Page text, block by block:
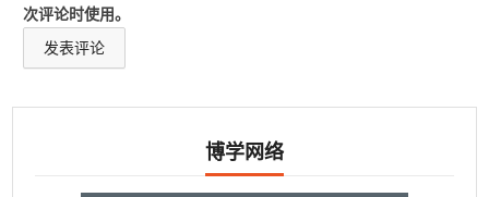
次评论时使用。
博学网络